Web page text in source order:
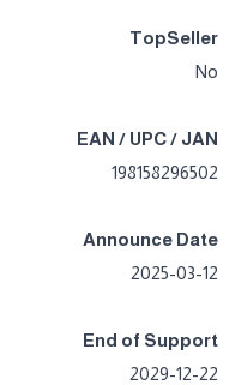
TopSeller
No
EAN / UPC / JAN
198158296502
Announce Date
2025-03-12
End of Support
2029-12-22